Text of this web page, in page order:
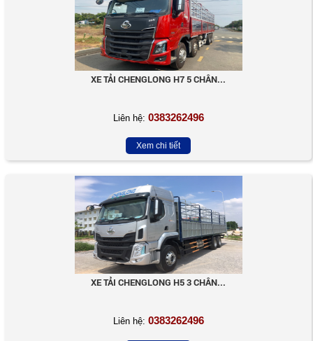
XE TẢI CHENGLONG H7 5 CHÂN...
Liên hệ: 0383262496
Xem chi tiết
XE TẢI CHENGLONG H5 3 CHÂN...
Liên hệ: 0383262496